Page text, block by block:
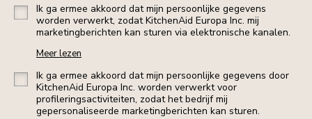
Ik ga ermee akkoord dat mijn persoonlijke gegevens
worden verwerkt, zodat KitchenAid Europa Inc. mij
marketingberichten kan sturen via elektronische kanalen.
Meer lezen
Ik ga ermee akkoord dat mijn persoonlijke gegevens door
KitchenAid Europa Inc. worden verwerkt voor
profileringsactiviteiten, zodat het bedrijf mij
gepersonaliseerde marketingberichten kan sturen.